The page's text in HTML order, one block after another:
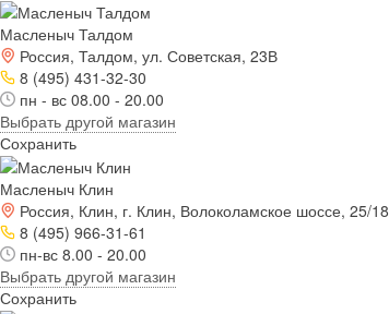
Масленыч Талдом
Россия, Талдом, ул. Советская, 23В
8 (495) 431-32-30
пн - вс 08.00 - 20.00
Выбрать другой магазин
Сохранить
Масленыч Клин
Россия, Клин, г. Клин, Волоколамское шоссе, 25/18
8 (495) 966-31-61
пн-вс 8.00 - 20.00
Выбрать другой магазин
Сохранить